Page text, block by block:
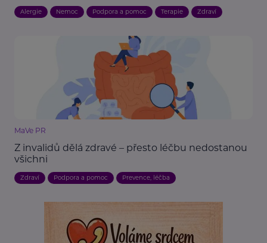
Alergie Nemoc Podpora a pomoc Terapie Zdraví
MaVe PR
Z invalidů dělá zdravé – přesto léčbu nedostanou
všichni
Zdraví Podpora a pomoc Prevence, léčba